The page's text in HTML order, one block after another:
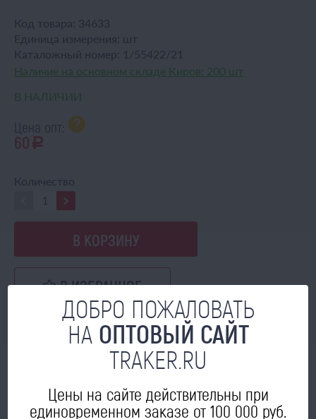
Код товара:
34633
Единица измерения:
шт
Каталожный номер:
1/55422/21
Наличие на основном складе Киров: 200 шт
В НАЛИЧИИ
Цена опт:
60 a
Количество
В КОРЗИНУ
В ИЗБРАННОЕ
МОЖЕТ ПРИГОДИТЬСЯ
ДОБРО ПОЖАЛОВАТЬ
НА ОПТОВЫЙ САЙТ
TRAKER.RU
Цены на сайте действительны при
единовременном заказе от 100 000 руб.